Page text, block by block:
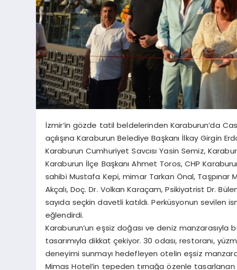
İzmir’in gözde tatil beldelerinden Karaburun’da
açılışına Karaburun Belediye Başkanı İlkay Girgin
Karaburun Cumhuriyet Savcısı Yasin Semiz,
Karaburun İlçe Başkanı Ahmet Toros, CHP
sahibi Mustafa Kepi, mimar Tarkan Önal, Taşpınar
Akçalı, Doç. Dr. Volkan Karaçam, Psikiyatrist Dr.
sayıda seçkin davetli katıldı. Perküsyonun sevilen
eğlendirdi.
Karaburun’un eşsiz doğası ve deniz
tasarımıyla dikkat çekiyor. 30 odası, restoranı,
deneyimi sunmayı hedefleyen otelin eşsiz
Mimas Hotel’in tepeden tırnağa özenle